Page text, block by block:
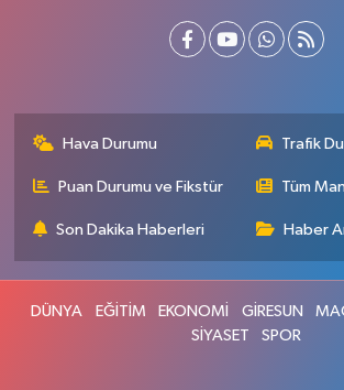
Hava Durumu Trafik
Puan Durumu ve Fikstür Tüm
Son Dakika Haberleri Haber
DÜNYA EĞİTİM EKONOMİ GİRESUN
SİYASET
SPOR